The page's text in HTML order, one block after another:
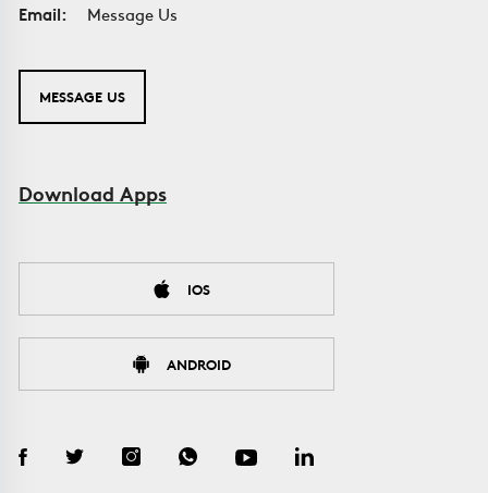
Email:
Message Us
MESSAGE US
Download Apps
IOS
ANDROID